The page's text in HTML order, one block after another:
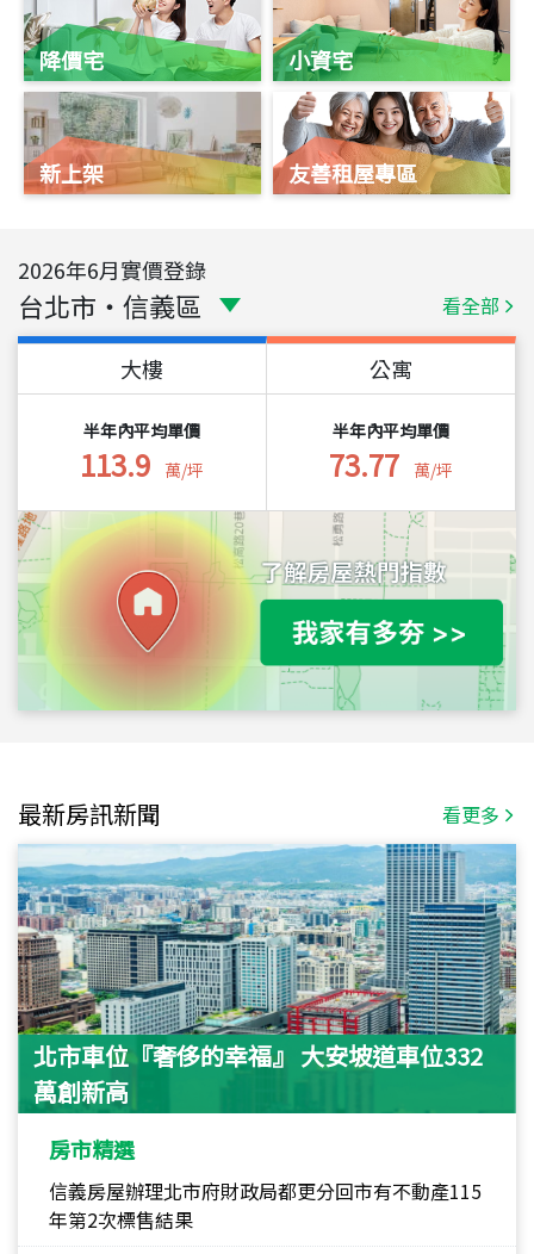
降價宅
新上架
小資宅
友善租屋專區
2026年6月實價登錄
台北市 ・ 信義區 看全部
大樓
半年內平均單價
113.9 萬/坪
公寓
半年內平均單價
73.77 萬/坪
最新房訊新聞 看更多
北市車位『奢侈的幸福』 大安坡道車位332
萬創新高
房市精選
信義房屋辦理北市府財政局都更分回市有不動產115
年第2次標售結果